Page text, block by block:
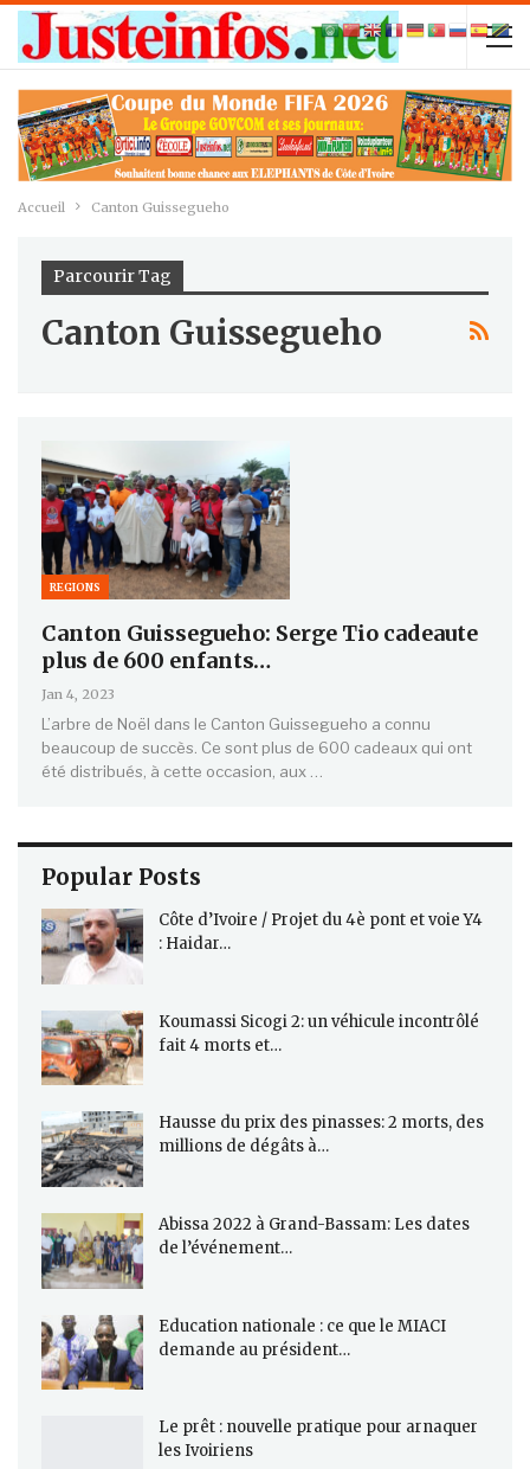
Accueil Canton Guissegueho
Parcourir Tag
Canton Guissegueho
REGIONS
Canton Guissegueho: Serge Tio cadeaute
plus de 600 enfants…
Jan 4, 2023
L’arbre de Noël dans le Canton Guissegueho a connu
beaucoup de succès. Ce sont plus de 600 cadeaux qui ont
été distribués, à cette occasion, aux …
Popular Posts
Côte d’Ivoire / Projet du 4è pont et voie Y4
: Haidar…
Koumassi Sicogi 2: un véhicule incontrôlé
fait 4 morts et…
Hausse du prix des pinasses: 2 morts, des
millions de dégâts à…
Abissa 2022 à Grand-Bassam: Les dates
de l’événement…
Education nationale : ce que le MIACI
demande au président…
Le prêt : nouvelle pratique pour arnaquer
les Ivoiriens